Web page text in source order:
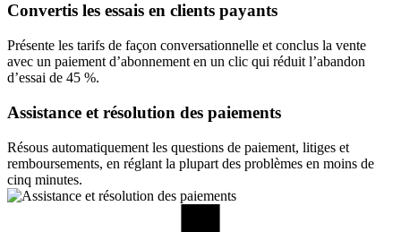
Convertis les essais en clients payants
Présente les tarifs de façon conversationnelle et conclus la vente
avec un paiement d’abonnement en un clic qui réduit l’abandon
d’essai de 45 %.
Assistance et résolution des paiements
Résous automatiquement les questions de paiement, litiges et
remboursements, en réglant la plupart des problèmes en moins de
cinq minutes.